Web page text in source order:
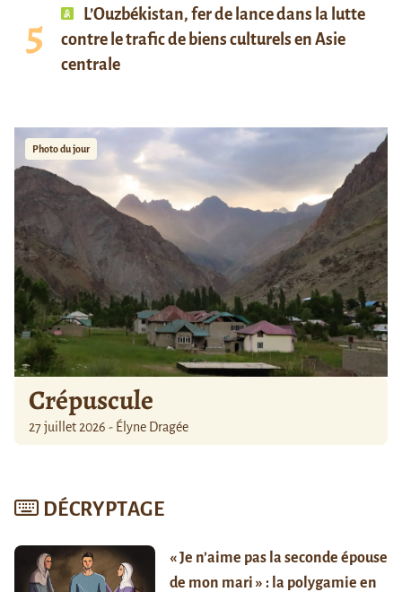
L’Ouzbékistan, fer de lance dans la lutte
contre le trafic de biens culturels en Asie
centrale
Photo du jour
Crépuscule
27 juillet 2026 - Élyne Dragée
DÉCRYPTAGE
« Je n’aime pas la seconde épouse
de mon mari » : la polygamie en